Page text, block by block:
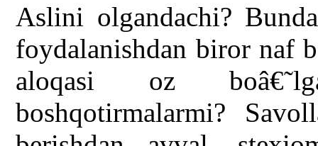
Aslini olgandachi?
foydalanishdan biror naf
aloqasi oz
boshqotirmalarmi?